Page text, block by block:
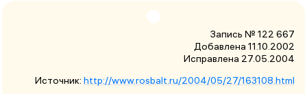
Запись № 122 667
Добавлена 11.10.2002
Исправлена 27.05.2004
Источник: http://www.rosbalt.ru/2004/05/27/163108.html